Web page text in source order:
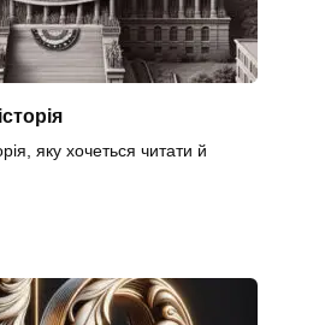
яку хочеться читати й